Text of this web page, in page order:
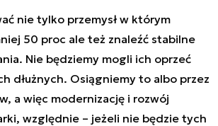
nie tylko przemysł w którym
50 proc ale też znaleźć stabilne
Nie będziemy mogli ich oprzeć
dłużnych. Osiągniemy to albo przez
a więc modernizację i rozwój
względnie – jeżeli nie będzie tych